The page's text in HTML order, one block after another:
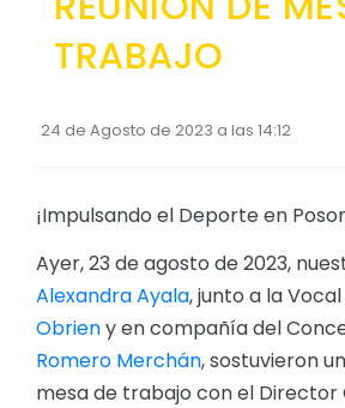
GESTIÓN ADMINISTRATIVA
Plan de desarrollo y
Plan Operativo Anual - POA
Convenios Institucionales
PRESUPUESTO: EJECUCIÓN Y
Cédulas presupuestarias y
Procesos de contratación
TRABAJO
24 de Agosto de 2023 a las 14:12
¡Impulsando el Deporte en
Ayer, 23 de agosto de 2023,
Alexandra Ayala, junto a la
Obrieny en compañía del
Romero Merchán, sostuvieron
mesa de trabajo con el Director